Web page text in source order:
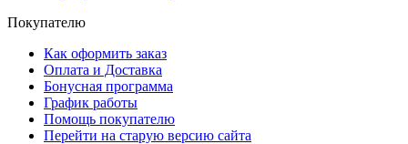
Покупателю
Как оформить заказ
Оплата и Доставка
Бонусная программа
График работы
Помощь покупателю
Перейти на старую версию сайта